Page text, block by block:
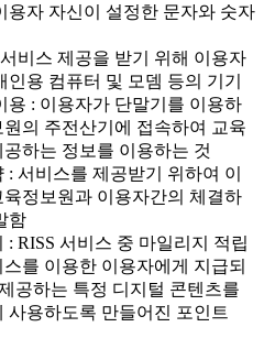
용자 자신이 설정한 문자와 숫자
비스 제공을 받기 위해 이용자
인용 컴퓨터 및 모뎀 등의 기기
: 이용자가 단말기를 이용하
의 주전산기에 접속하여 교육
하는 정보를 이용하는 것
서비스를 제공받기 위하여 이
육정보원과 이용자간의 체결하
함
RISS 서비스 중 마일리지 적립
를 이용한 이용자에게 지급되
공하는 특정 디지털 콘텐츠를
사용하도록 만들어진 포인트